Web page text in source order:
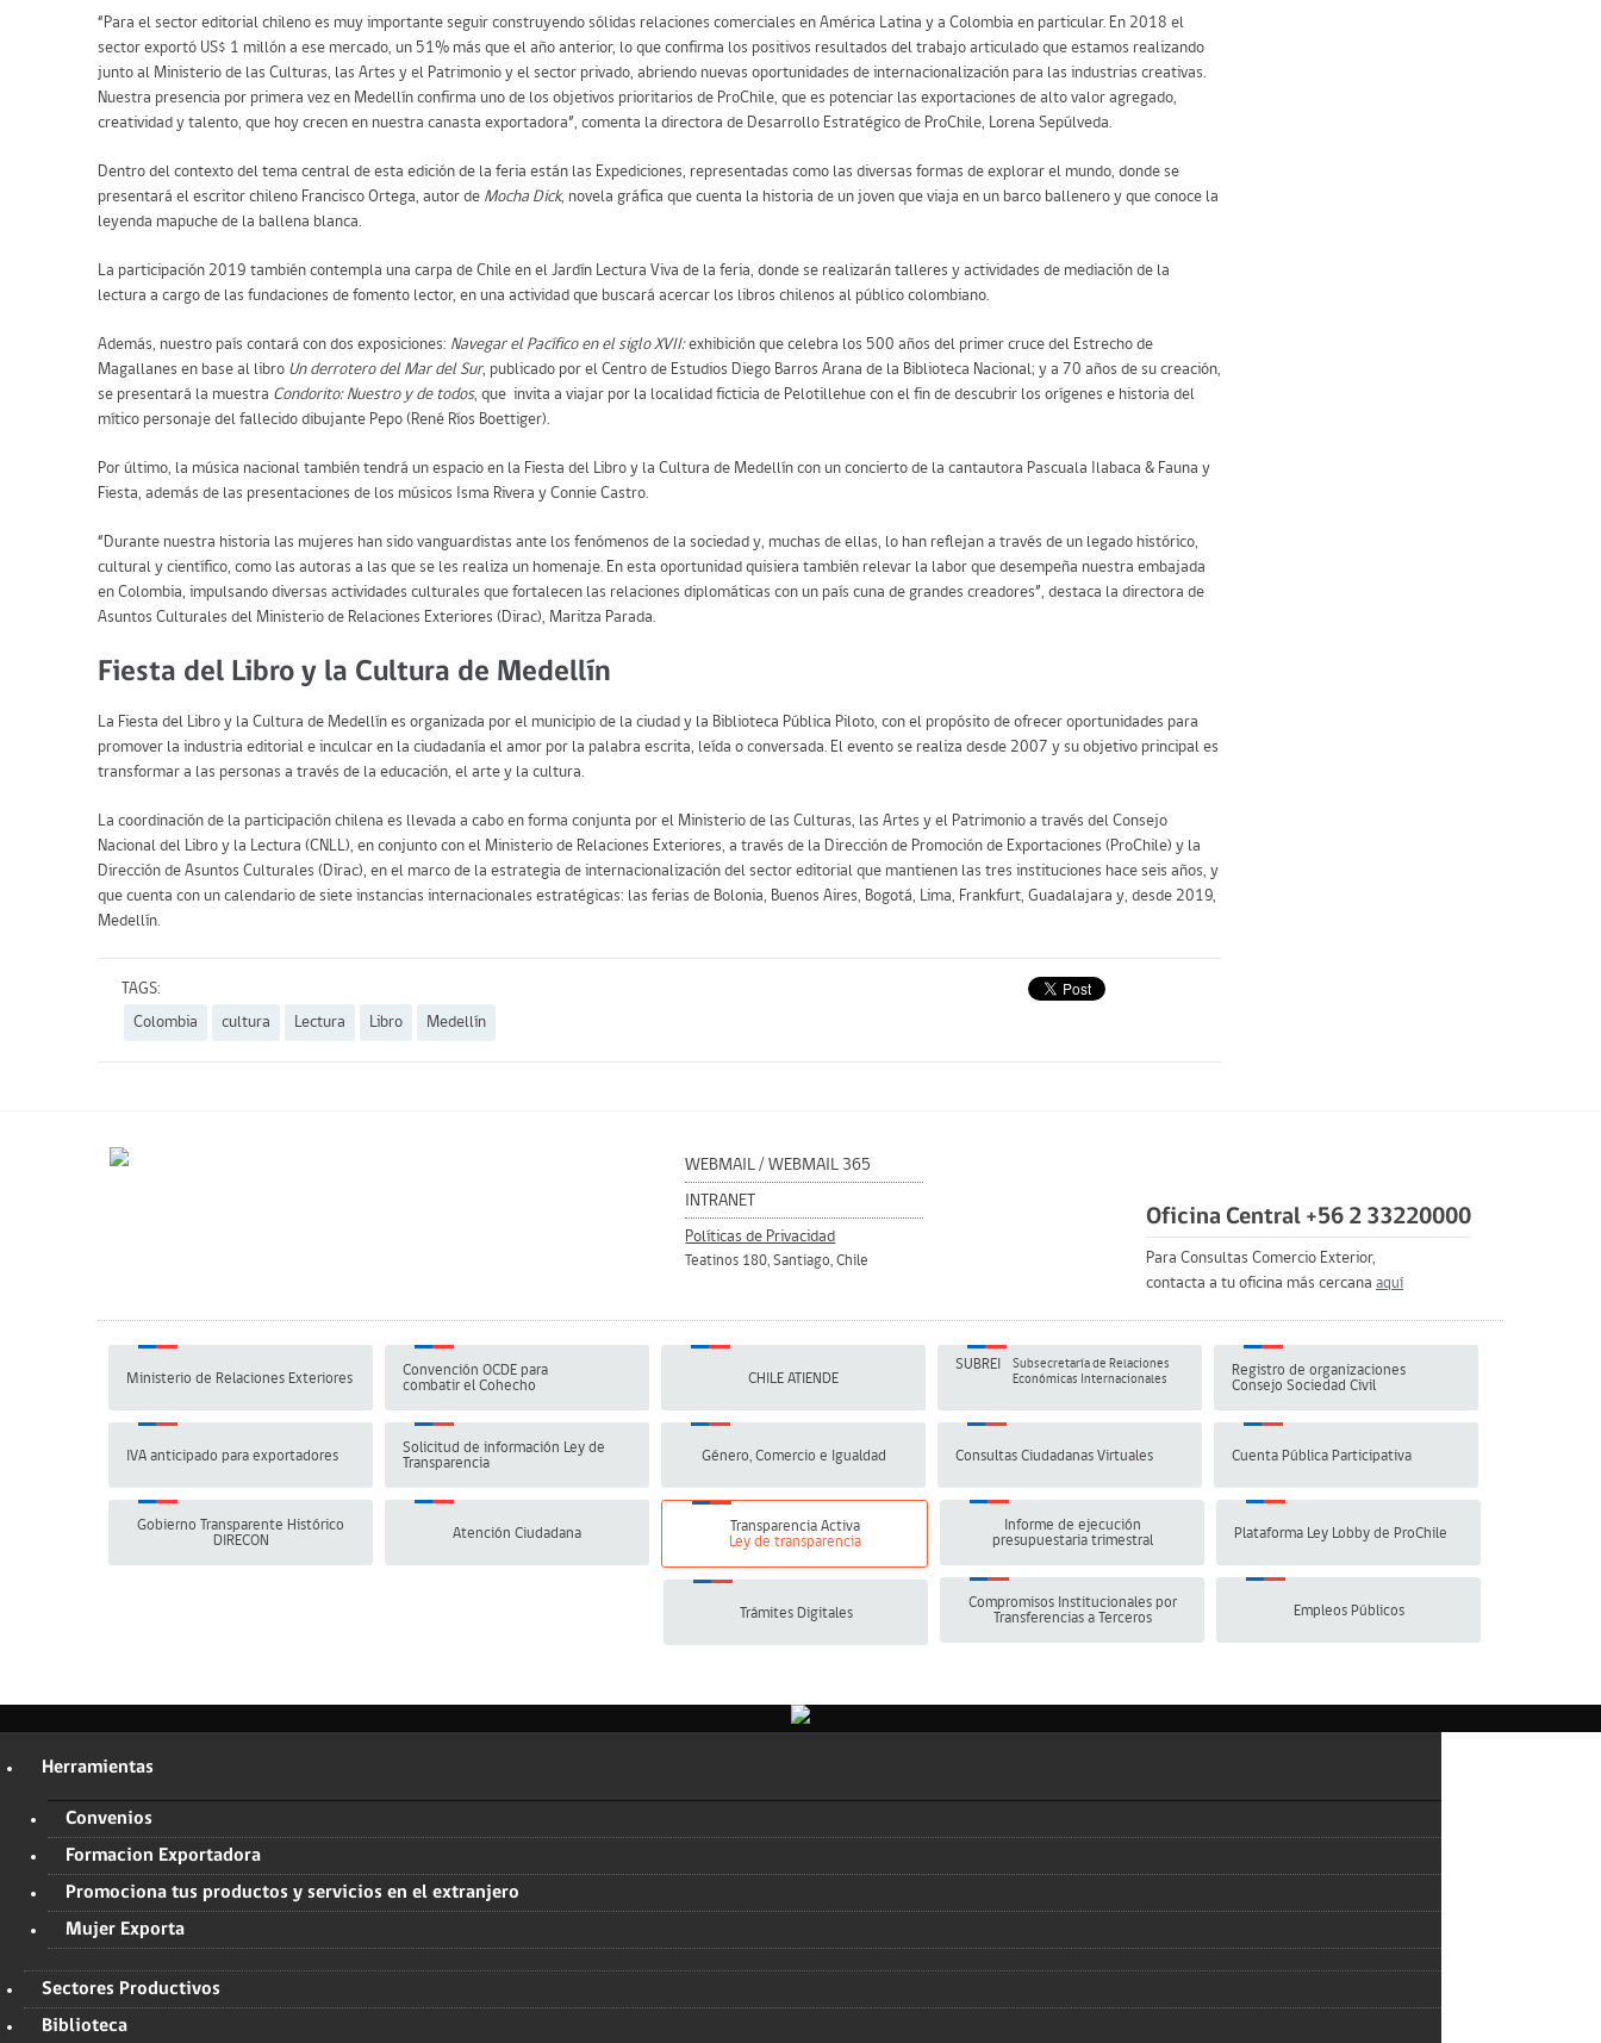
“Para el sector editorial chileno es muy importante seguir construyendo sólidas relaciones comerciales en América Latina y a Colombia en particular. En 2018 el
sector exportó US$ 1 millón a ese mercado, un 51% más que el año anterior, lo que confirma los positivos resultados del trabajo articulado que estamos realizando
junto al Ministerio de las Culturas, las Artes y el Patrimonio y el sector privado, abriendo nuevas oportunidades de internacionalización para las industrias creativas.
Nuestra presencia por primera vez en Medellín confirma uno de los objetivos prioritarios de ProChile, que es potenciar las exportaciones de alto valor agregado,
creatividad y talento, que hoy crecen en nuestra canasta exportadora”, comenta la directora de Desarrollo Estratégico de ProChile, Lorena Sepúlveda.
Dentro del contexto del tema central de esta edición de la feria están las Expediciones, representadas como las diversas formas de explorar el mundo, donde se
presentará el escritor chileno Francisco Ortega, autor de Mocha Dick, novela gráfica que cuenta la historia de un joven que viaja en un barco ballenero y que conoce la
leyenda mapuche de la ballena blanca.
La participación 2019 también contempla una carpa de Chile en el Jardín Lectura Viva de la feria, donde se realizarán talleres y actividades de mediación de la
lectura a cargo de las fundaciones de fomento lector, en una actividad que buscará acercar los libros chilenos al público colombiano.
Además, nuestro país contará con dos exposiciones: Navegar el Pacífico en el siglo XVII:exhibición que celebra los 500 años del primer cruce del Estrecho de
Magallanes en base al libro Un derrotero del Mar del Sur, publicado por el Centro de Estudios Diego Barros Arana de la Biblioteca Nacional; y a 70 años de su creación,
se presentará la muestra Condorito: Nuestro y de todos, que invita a viajar por la localidad ficticia de Pelotillehue con el fin de descubrir los orígenes e historia del
mítico personaje del fallecido dibujante Pepo (René Ríos Boettiger).
Por último, la música nacional también tendrá un espacio en la Fiesta del Libro y la Cultura de Medellín con un concierto de la cantautora Pascuala Ilabaca & Fauna y
Fiesta, además de las presentaciones de los músicos Isma Rivera y Connie Castro.
“Durante nuestra historia las mujeres han sido vanguardistas ante los fenómenos de la sociedad y, muchas de ellas, lo han reflejan a través de un legado histórico,
cultural y científico, como las autoras a las que se les realiza un homenaje. En esta oportunidad quisiera también relevar la labor que desempeña nuestra embajada
en Colombia, impulsando diversas actividades culturales que fortalecen las relaciones diplomáticas con un país cuna de grandes creadores”, destaca la directora de
Asuntos Culturales del Ministerio de Relaciones Exteriores (Dirac), Maritza Parada.
Fiesta del Libro y la Cultura de Medellín
La Fiesta del Libro y la Cultura de Medellín es organizada por el municipio de la ciudad y la Biblioteca Pública Piloto, con el propósito de ofrecer oportunidades para
promover la industria editorial e inculcar en la ciudadanía el amor por la palabra escrita, leída o conversada. El evento se realiza desde 2007 y su objetivo principal es
transformar a las personas a través de la educación, el arte y la cultura.
La coordinación de la participación chilena es llevada a cabo en forma conjunta por el Ministerio de las Culturas, las Artes y el Patrimonio a través del Consejo
Nacional del Libro y la Lectura (CNLL), en conjunto con el Ministerio de Relaciones Exteriores, a través de la Dirección de Promoción de Exportaciones (ProChile) y la
Dirección de Asuntos Culturales (Dirac), en el marco de la estrategia de internacionalización del sector editorial que mantienen las tres instituciones hace seis años, y
que cuenta con un calendario de siete instancias internacionales estratégicas: las ferias de Bolonia, Buenos Aires, Bogotá, Lima, Frankfurt, Guadalajara y, desde 2019,
Medellín.
TAGS:
Colombia
cultura Lectura Libro Medellín
Oficina Central +56 2 33220000
Para Consultas Comercio Exterior,
contacta a tu oficina más cercana aquí
WEBMAIL /WEBMAIL 365
INTRANET
Políticas de Privacidad
Teatinos 180, Santiago, Chile
Ministerio de Relaciones Exteriores
Convención OCDE para
combatir el Cohecho
CHILE ATIENDE
SUBREI
Subsecretaría de Relaciones
Económicas Internacionales
Registro de organizaciones
Consejo Sociedad Civil
IVA anticipado para exportadores
Solicitud de información Ley de
Transparencia
Género, Comercio e Igualdad Consultas Ciudadanas Virtuales Cuenta Pública Participativa
Gobierno Transparente Histórico
DIRECON
Atención Ciudadana
Transparencia Activa
Ley de transparencia
Informe de ejecución
presupuestaria trimestral
Plataforma Ley Lobby de ProChile
Empleos Públicos
Compromisos Institucionales por
Transferencias a Terceros
Trámites Digitales
Herramientas
Convenios
Formacion Exportadora
Promociona tus productos y servicios en el extranjero
Mujer Exporta
Sectores Productivos
Biblioteca